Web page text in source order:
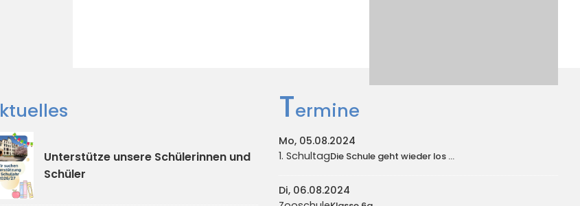
ktuelles
Unterstütze unsere Schülerinnen und
Schüler
Termine
Mo, 05.08.2024
1. SchultagDie Schule geht wieder los ...
Di, 06.08.2024